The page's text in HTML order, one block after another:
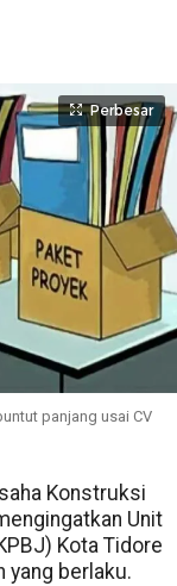
Perbesar
panjang usai CV
Konstruksi
Unit
Kota Tidore
yang berlaku.